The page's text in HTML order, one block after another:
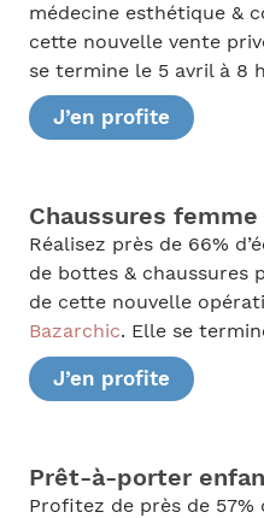
médecine esthétique &
cette nouvelle vente
se termine le 5 avril à 8
J’en profite
Chaussures
Réalisez près de 66%
de bottes &
de cette nouvelle
Bazarchic. Elle se
J’en profite
Prêt-à-porter
Profitez de près de